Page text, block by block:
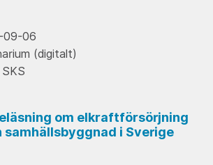
06
(digitalt)
SKS
om elkraftförsörjning
samhällsbyggnad i Sverige